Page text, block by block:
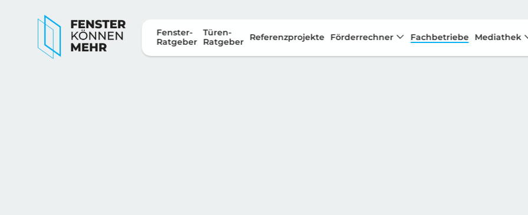
Fenster-
Ratgeber
Türen-
Ratgeber
Referenzprojekte Förderrechner Fachbetriebe Mediathek